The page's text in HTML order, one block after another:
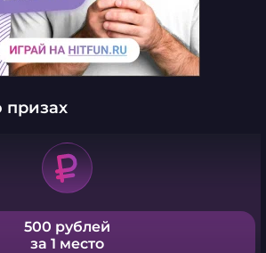
500 рублей
за 1 место